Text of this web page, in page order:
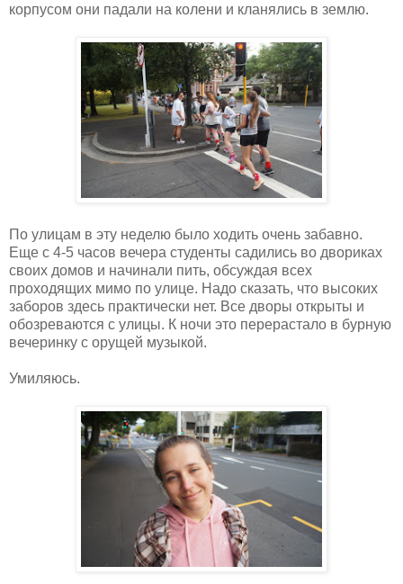
корпусом они падали на колени и кланялись в землю.
По улицам в эту неделю было ходить очень забавно.
Еще с 4-5 часов вечера студенты садились во двориках
своих домов и начинали пить, обсуждая всех
проходящих мимо по улице. Надо сказать, что высоких
заборов здесь практически нет. Все дворы открыты и
обозреваются с улицы. К ночи это перерастало в бурную
вечеринку с орущей музыкой.
Умиляюсь.